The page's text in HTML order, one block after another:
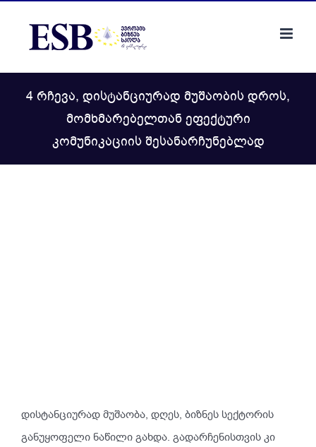
4 რჩევა, დისტანციურად მუშაობის დროს,
მომხმარებელთან ეფექტური
კომუნიკაციის შესანარჩუნებლად
დისტანციურად მუშაობა, დღეს, ბიზნეს სექტორის
განუყოფელი ნაწილი გახდა. გადარჩენისთვის კი